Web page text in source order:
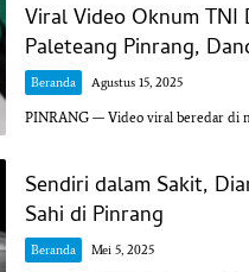
Viral Video Oknum TNI
Paleteang Pinrang,
Beranda Agustus 15, 2025
PINRANG — Video viral beredar di
Sendiri dalam Sakit,
Sahi di Pinrang
Beranda Mei 5, 2025